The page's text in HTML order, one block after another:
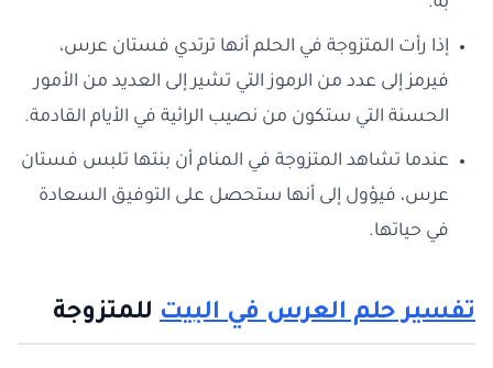
به.
إذا رأت المتزوجة في الحلم أنها ترتدي فستان عرس،
فيرمز إلى عدد من الرموز التي تشير إلى العديد من الأمور
الحسنة التي ستكون من نصيب الرائية في الأيام القادمة.
عندما تشاهد المتزوجة في المنام أن بنتها تلبس فستان
عرس، فيؤول إلى أنها ستحصل على التوفيق السعادة
في حياتها.
تفسير حلم العرس في البيت للمتزوجة